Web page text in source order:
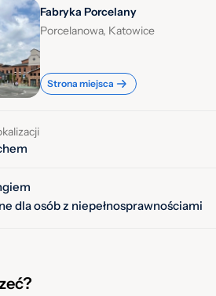
Fabryka Porcelany
Porcelanowa, Katowice
Strona miejsca
dla osób z niepełnosprawnościami